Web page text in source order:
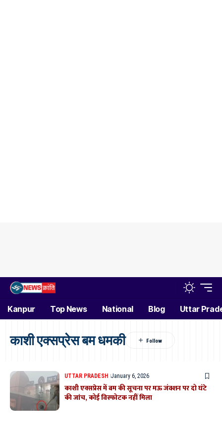
Kanpur Top News National Blog Uttar
काशी एक्सप्रेस बम धमकी
UTTAR PRADESH January 6, 2026
काशी एक्सप्रेस में बम की सूचना पर मऊ जंक्शन पर दो घंटे
की जांच, कोई विस्फोटक नहीं मिला